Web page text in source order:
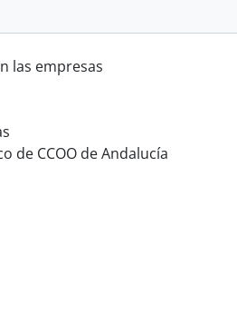
las empresas
de CCOO de Andalucía